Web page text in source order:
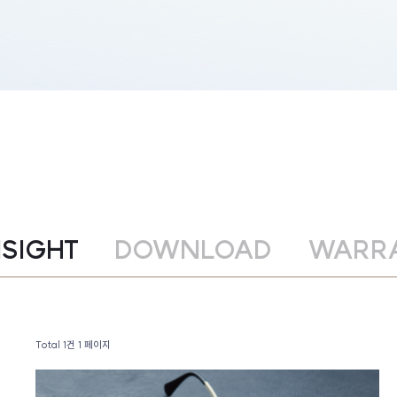
DOWNLOAD
Total 1건 1 페이지